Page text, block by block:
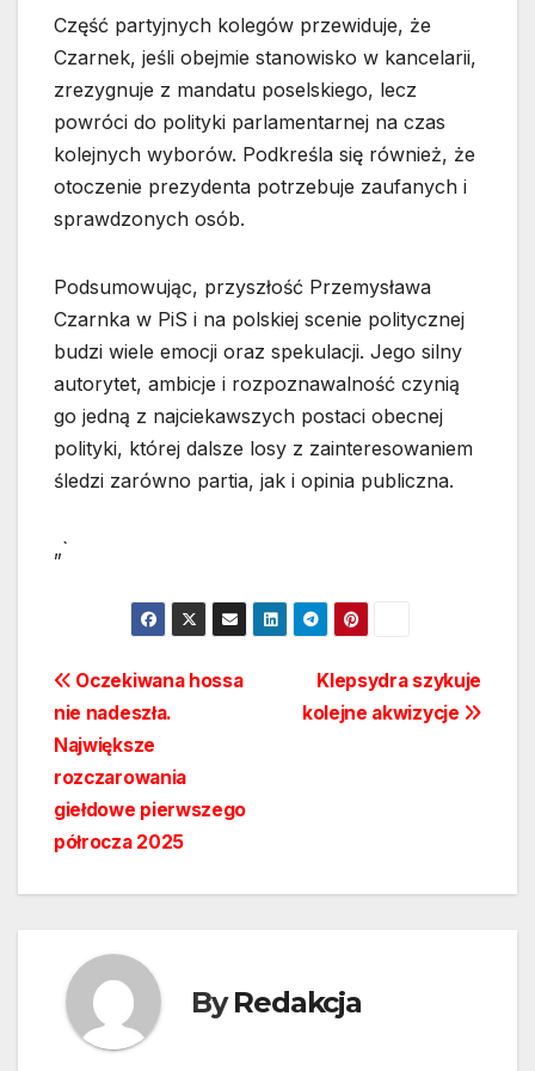
Część partyjnych kolegów przewiduje, że
Czarnek, jeśli obejmie stanowisko w kancelarii,
zrezygnuje z mandatu poselskiego, lecz
powróci do polityki parlamentarnej na czas
kolejnych wyborów. Podkreśla się również, że
otoczenie prezydenta potrzebuje zaufanych i
sprawdzonych osób.
Podsumowując, przyszłość Przemysława
Czarnka w PiS i na polskiej scenie politycznej
budzi wiele emocji oraz spekulacji. Jego silny
autorytet, ambicje i rozpoznawalność czynią
go jedną z najciekawszych postaci obecnej
polityki, której dalsze losy z zainteresowaniem
śledzi zarówno partia, jak i opinia publiczna.
„`
Nawigacja
wpisu
Klepsydra szykuje
kolejne akwizycje
Oczekiwana hossa
nie nadeszła.
Największe
rozczarowania
giełdowe pierwszego
półrocza 2025
ByRedakcja